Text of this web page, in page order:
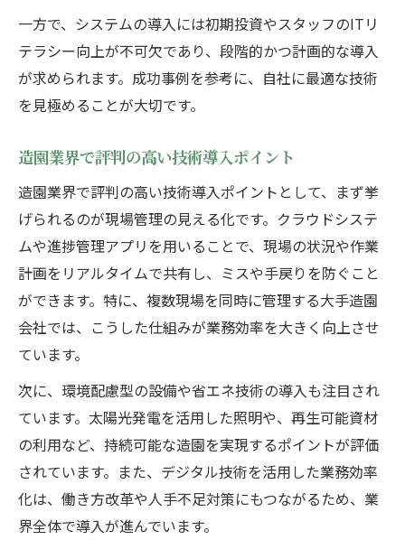
一方で、システムの導入には初期投資やスタッフのITリ
テラシー向上が不可欠であり、段階的かつ計画的な導入
が求められます。成功事例を参考に、自社に最適な技術
を見極めることが大切です。
造園業界で評判の高い技術導入ポイント
造園業界で評判の高い技術導入ポイントとして、まず挙
げられるのが現場管理の見える化です。クラウドシステ
ムや進捗管理アプリを用いることで、現場の状況や作業
計画をリアルタイムで共有し、ミスや手戻りを防ぐこと
ができます。特に、複数現場を同時に管理する大手造園
会社では、こうした仕組みが業務効率を大きく向上させ
ています。
次に、環境配慮型の設備や省エネ技術の導入も注目され
ています。太陽光発電を活用した照明や、再生可能資材
の利用など、持続可能な造園を実現するポイントが評価
されています。また、デジタル技術を活用した業務効率
化は、働き方改革や人手不足対策にもつながるため、業
界全体で導入が進んでいます。